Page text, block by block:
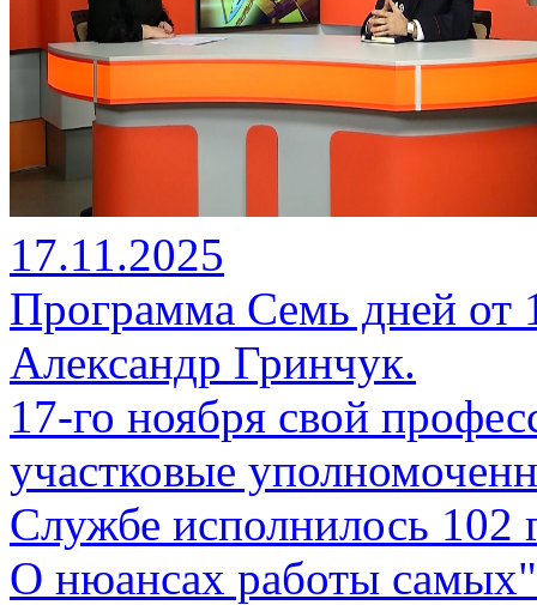
17.11.2025
Программа Семь дней от
Александр Гринчук.
17-го ноября свой
участковые
Службе исполнилось 102
О нюансах работы